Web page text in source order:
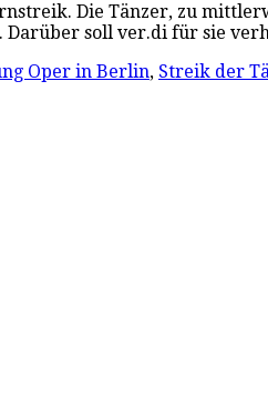
Die Tänzer, zu
soll ver.di für sie
Oper in Berlin, Streik der